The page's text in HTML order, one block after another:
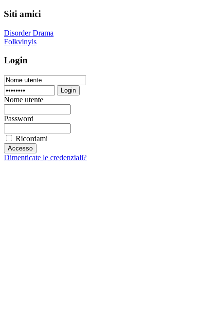
Siti amici
Disorder Drama
Folkvinyls
Login
Login
Nome utente
Password
Ricordami
Dimenticate le credenziali?